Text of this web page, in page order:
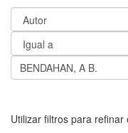
Utilizar filtros para